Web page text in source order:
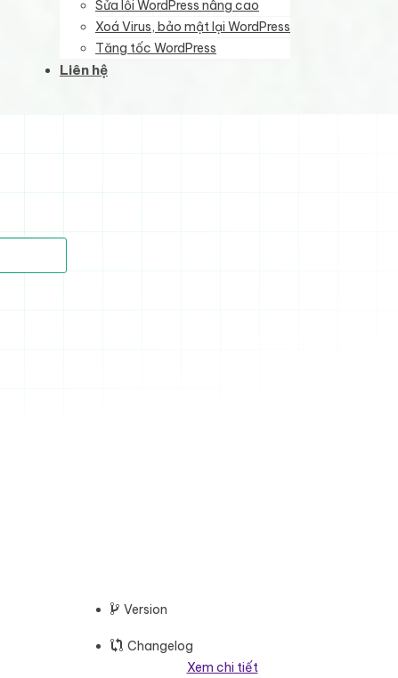
Sửa lỗi WordPress nâng cao
Xoá Virus, bảo mật lại WordPress
Tăng tốc WordPress
Liên hệ
Version
Changelog
Xem chi tiết